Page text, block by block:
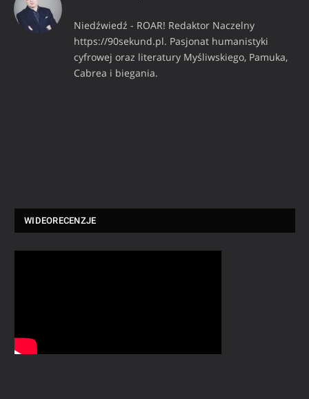
Niedźwiedź - ROAR! Redaktor Naczelny
https://90sekund.pl. Pasjonat humanistyki
cyfrowej oraz literatury Myśliwskiego, Pamuka,
Cabrea i biegania.
WIDEORECENZJE